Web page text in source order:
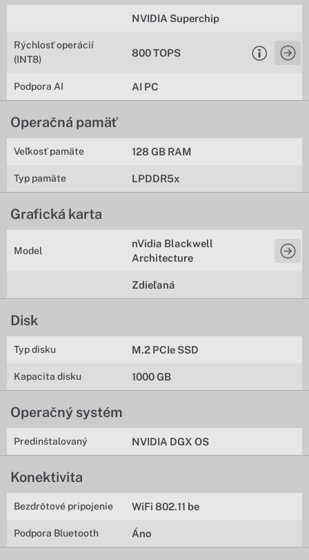
NVIDIA Superchip
Rýchlosť operácií
(INT8)
800 TOPS
Podpora AI AI PC
Operačná pamäť
Veľkosť pamäte 128 GB RAM
Typ pamäte LPDDR5x
Grafická karta
Model
nVidia Blackwell
Architecture
Zdieľaná
Disk
Typ disku M.2 PCIe SSD
Kapacita disku 1000 GB
Operačný systém
Predinštalovaný NVIDIA DGX OS
Konektivita
Bezdrôtové pripojenie WiFi 802.11 be
Podpora Bluetooth Áno